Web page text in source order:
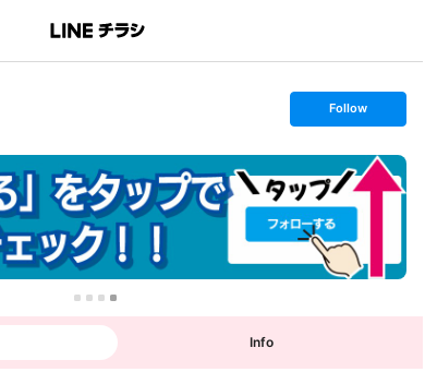
s
t
o
l
o
w
Follow
Info